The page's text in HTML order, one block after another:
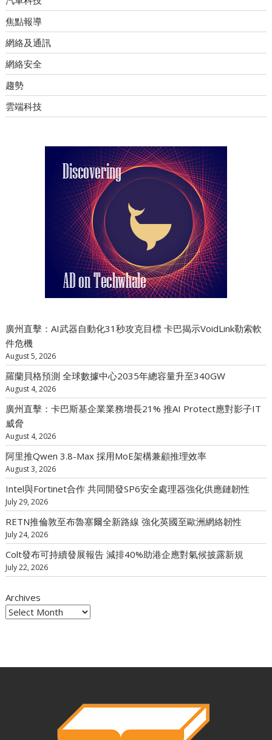
焦點報導
網絡及通訊
網絡安全
趨勢
雲端科技
廣州直擊：AI武器自動化31秒攻克目標 卡巴揭示VoidLink勒索軟
件危機
August 5, 2026
羅蘭貝格預測 全球數據中心2035年總容量升至340GW
August 4, 2026
廣州直擊：卡巴斯基企業業務增長21% 推AI Protect應對影子IT
威脅
August 4, 2026
阿里推Qwen 3.8-Max 採用MoE架構兼顧推理效率
August 3, 2026
Intel與Fortinet合作 共同開發SP6安全處理器強化供應鏈韌性
July 29, 2026
RETN推倫敦至布魯塞爾全新路線 強化英國至歐洲網絡韌性
July 24, 2026
Colt發布可持續發展報告 減排40%助港企應對氣候披露新規
July 22, 2026
Archives